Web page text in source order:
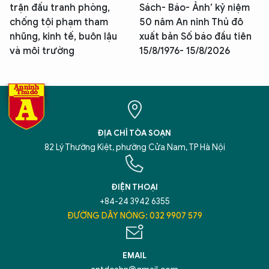
trận đấu tranh phòng,
chống tội phạm tham
nhũng, kinh tế, buôn lậu
và môi trường
Sách- Báo- Ảnh’ kỷ niệm
50 năm An ninh Thủ đô
xuất bản Số báo đầu tiên
15/8/1976- 15/8/2026
ĐỊA CHỈ TÒA SOẠN
82 Lý Thường Kiệt, phường Cửa Nam, TP Hà Nội
ĐIỆN THOẠI
+84-24 3942 6355
ĐƯỜNG DÂY NÓNG: 032 9907 579
EMAIL